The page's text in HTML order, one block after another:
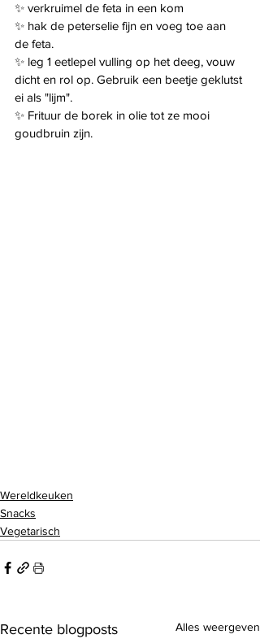
✨️ verkruimel de feta in een kom
✨️ hak de peterselie fijn en voeg toe aan
de feta.
✨️ leg 1 eetlepel vulling op het deeg, vouw
dicht en rol op. Gebruik een beetje geklutst
ei als "lijm".
✨️ Frituur de borek in olie tot ze mooi
goudbruin zijn.
Wereldkeuken
Snacks
Vegetarisch
Recente blogposts Alles weergeven